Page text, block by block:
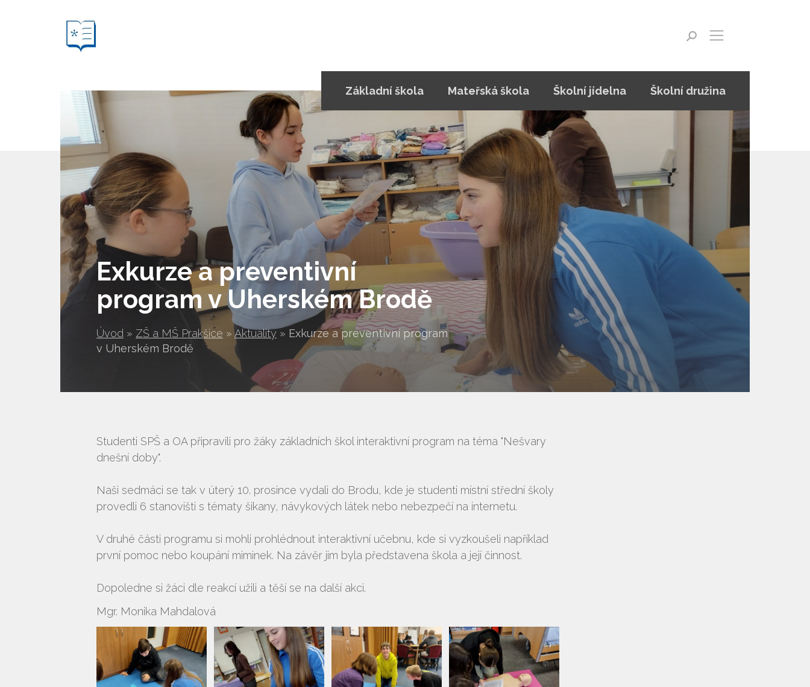
Vyhledávání na webu
Exkurze a preventivní
program v Uherském Brodě
Úvod » ZŠ a MŠ Prakšice » Aktuality » Exkurze a preventivní program
v Uherském Brodě
Základní škola Mateřská škola Školní jídelna Školní družina
Studenti SPŠ a OA připravili pro žáky základních škol interaktivní program na téma "Nešvary
dnešní doby".
Naši sedmáci se tak v úterý 10. prosince vydali do Brodu, kde je studenti místní střední školy
provedli 6 stanovišti s tématy šikany, návykových látek nebo nebezpečí na internetu.
V druhé části programu si mohli prohlédnout interaktivní učebnu, kde si vyzkoušeli například
první pomoc nebo koupání miminek. Na závěr jim byla představena škola a její činnost.
Dopoledne si žáci dle reakcí užili a těší se na další akci.
Mgr. Monika Mahdalová